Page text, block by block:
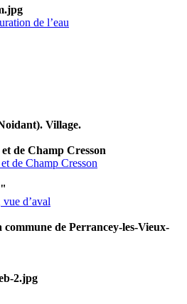
de l’eau
Village.
de Champ Cresson
de Champ Cresson
d’aval
de Perrancey-les-Vieux-
2.jpg